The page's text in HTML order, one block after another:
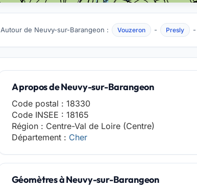
Autour de Neuvy-sur-Barangeon : Vouzeron - Presly -
A propos de Neuvy-sur-Barangeon
Code postal : 18330
Code INSEE : 18165
Région : Centre-Val de Loire (Centre)
Département : Cher
Géomètres à Neuvy-sur-Barangeon